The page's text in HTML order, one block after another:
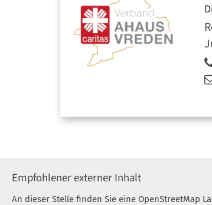
Empfohlener externer Inhalt
An dieser Stelle finden Sie eine OpenStreetMap